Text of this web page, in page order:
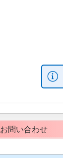
お問い合わせ